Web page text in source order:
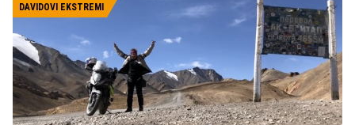
mesto umetno, v njem lahko najdemo kopico
pristnih doživetij. Mi smo za pomoč pri doživljanju
arabske čarobnosti v Emiratih izbrali športni avto,
padalo, potapljaško opremo, štirikolesnik, desko,
rolko in smuči. Tu je prvi del adrenalinske zgodbe o
razvpitem mestu prestiža.
DAVIDOVI EKSTREMI